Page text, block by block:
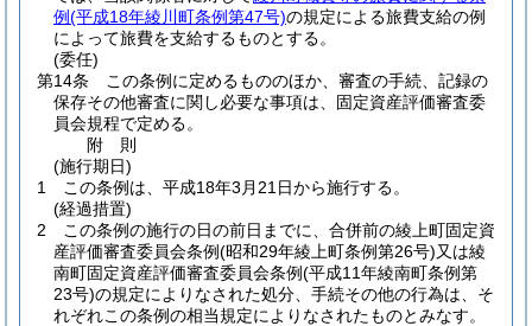
例(平成18年綾川町条例第47号)の規定による旅費支給の例
によって旅費を支給するものとする。
(委任)
第14条
この条例に定めるもののほか、審査の手続、記録の
保存その他審査に関し必要な事項は、固定資産評価審査委
員会規程で定める。
附 則
(施行期日)
1
この条例は、平成18年3月21日から施行する。
(経過措置)
2
この条例の施行の日の前日までに、合併前の綾上町固定資
産評価審査委員会条例(昭和29年綾上町条例第26号)又は綾
南町固定資産評価審査委員会条例(平成11年綾南町条例第
23号)の規定によりなされた処分、手続その他の行為は、そ
れぞれこの条例の相当規定によりなされたものとみなす。